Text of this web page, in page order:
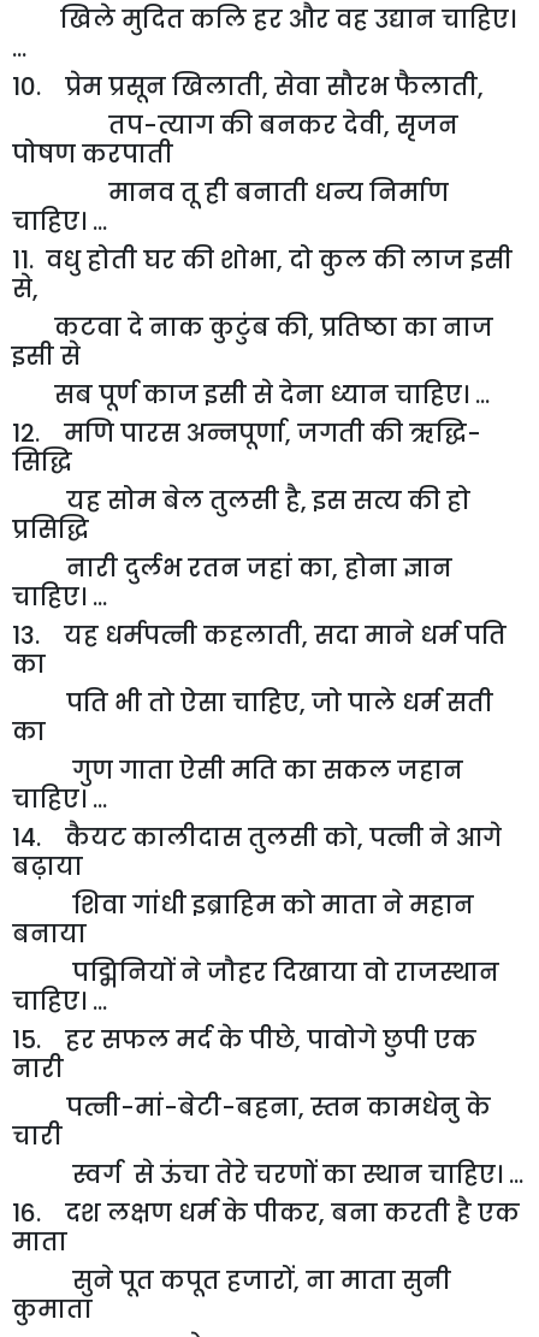
खिले मुदित कलि हर और वह उद्यान चाहिए।
...
10. प्रेम प्रसून खिलाती, सेवा सौरभ फैलाती,
तप-त्याग की बनकर देवी, सृजन
पोषण करपाती
मानव तू ही बनाती धन्य निर्माण
चाहिए। ...
11. वधु होती घर की शोभा, दो कुल की लाज इसी
से,
कटवा दे नाक कुटुंब की, प्रतिष्ठा का नाज
इसी से
सब पूर्ण काज इसी से देना ध्यान चाहिए। ...
12. मणि पारस अन्नपूर्णा, जगती की ऋद्धि-
सिद्धि
यह सोम बेल तुलसी है,इस सत्य की हो
प्रसिद्धि
नारी दुर्लभ रतन जहां का, होना ज्ञान
चाहिए। ...
13. यह धर्मपत्नी कहलाती, सदा माने धर्म पति
का
पति भी तो ऐसा चाहिए, जो पाले धर्म सती
का
गुण गाता ऐसी मति का सकल जहान
चाहिए। ...
14. कैयट कालीदास तुलसी को, पत्नी ने आगे
बढ़ाया
शिवा गांधी इब्राहिम को माता ने महान
बनाया
पद्मिनियों ने जौहर दिखाया वो राजस्थान
चाहिए। ...
15. हर सफल मर्द के पीछे, पावोगे छुपी एक
नारी
पत्नी-मां-बेटी-बहना, स्तन कामधेनु के
चारी
स्वर्ग से ऊंचा तेरे चरणों का स्थान चाहिए। ...
16. दश लक्षण धर्म के पीकर, बना करती है एक
माता
सुने पूत कपूत हजारों, ना माता सुनी
कुमाता